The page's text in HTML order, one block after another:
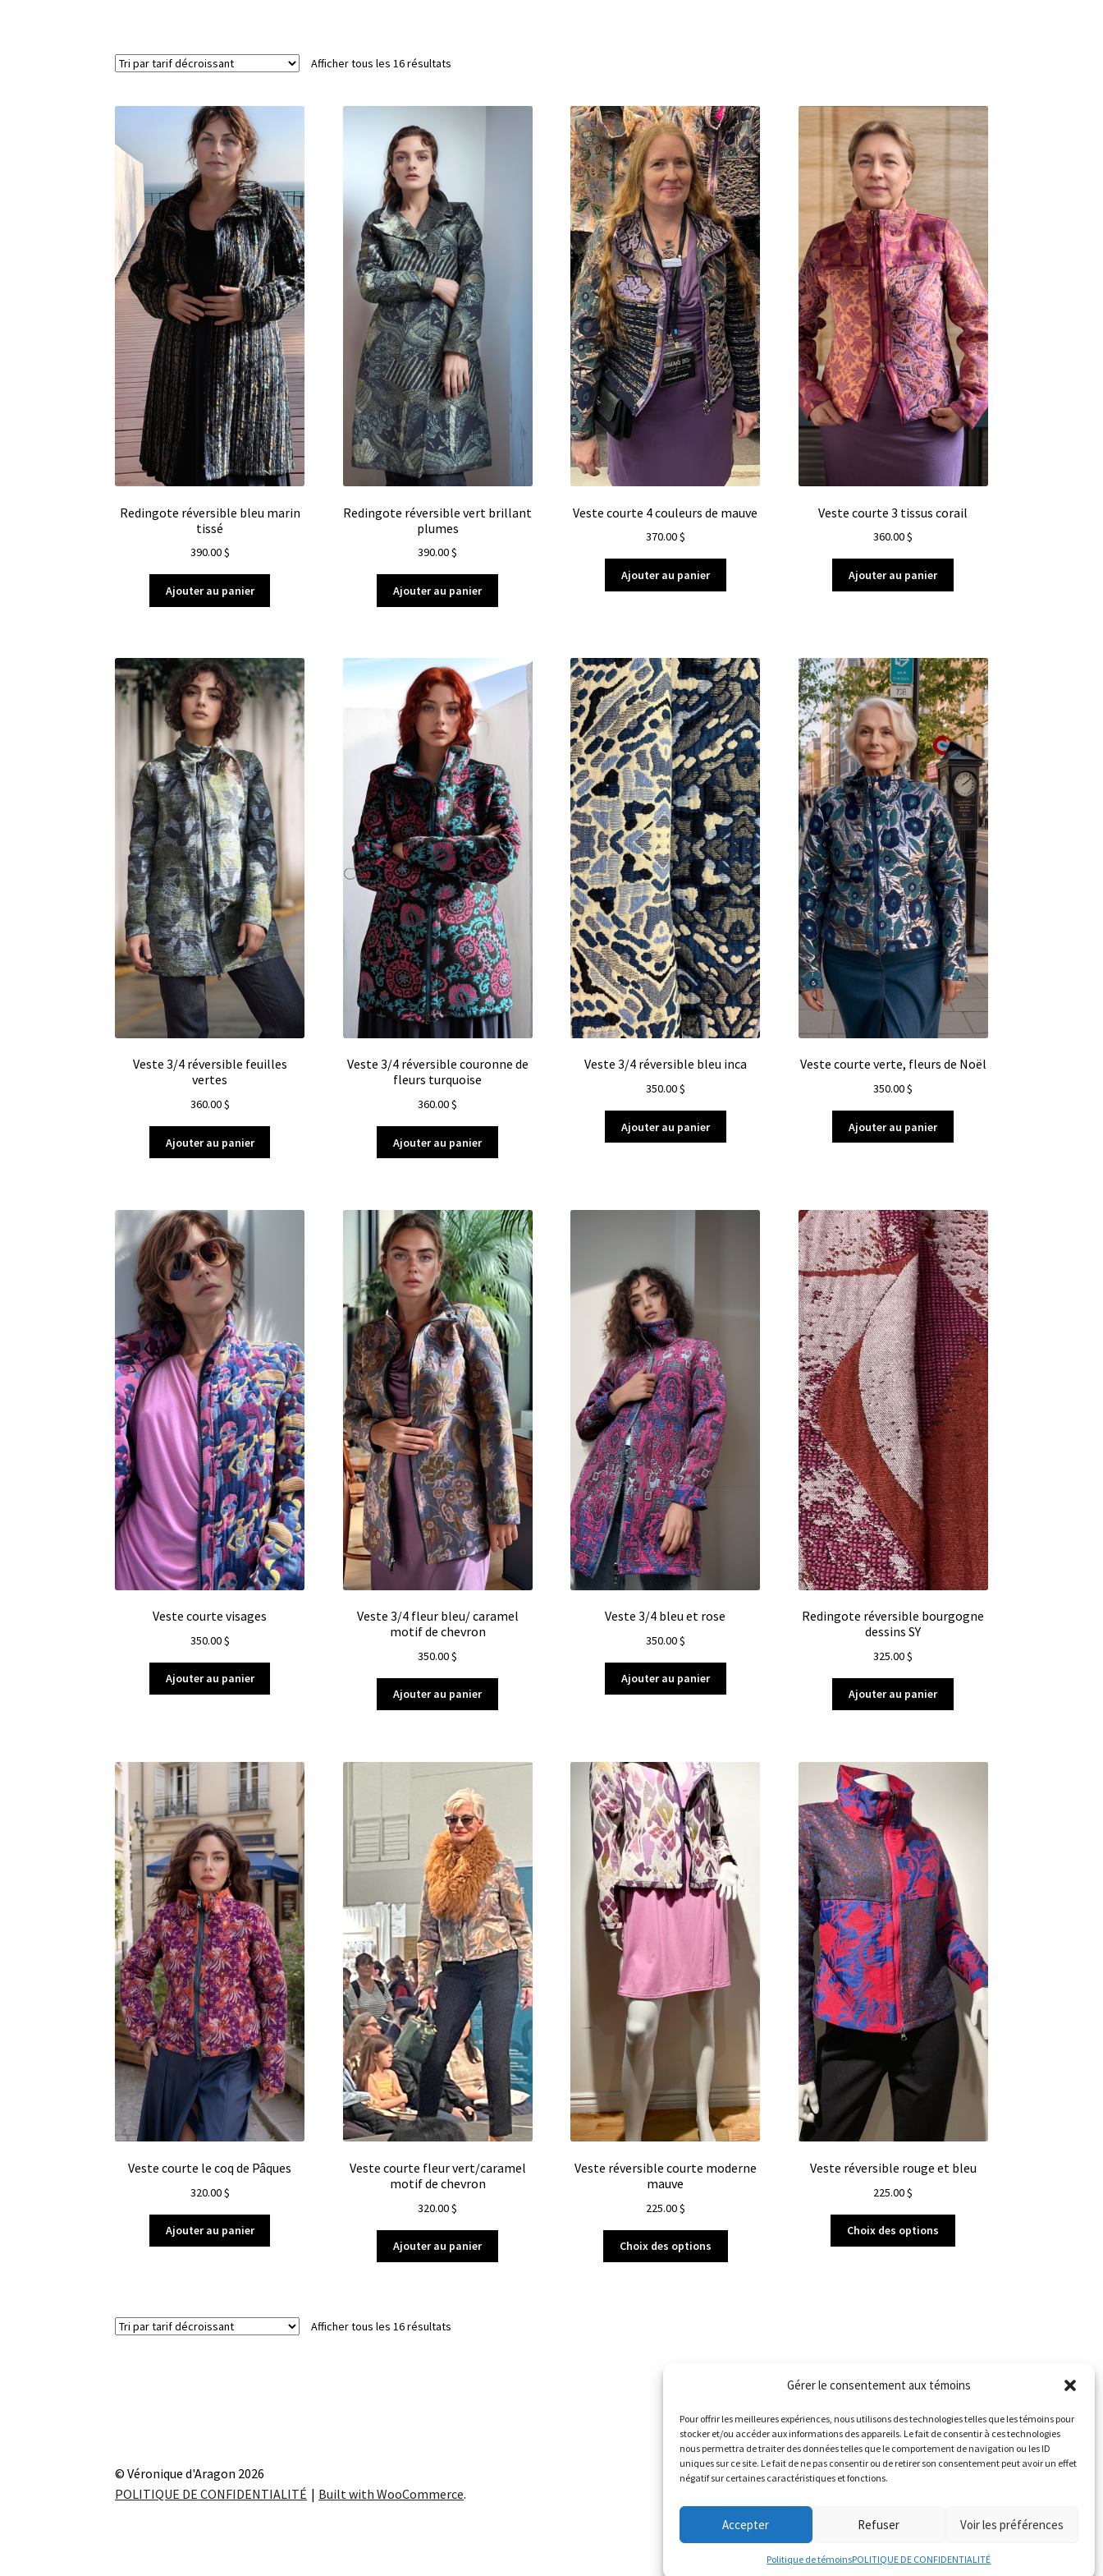
Gérer le consentement aux témoins
Pour offrir les meilleures expériences, nous utilisons des technologies telles que les témoins pour
stocker et/ou accéder aux informations des appareils. Le fait de consentir à ces technologies
nous permettra de traiter des données telles que le comportement de navigation ou les ID
uniques sur ce site. Le fait de ne pas consentir ou de retirer son consentement peut avoir un effet
négatif sur certaines caractéristiques et fonctions.
Accepter Refuser Voir les préférences
Politique de témoinsPOLITIQUE DE CONFIDENTIALITÉ
Afficher tous les 16 résultats
Redingote réversible bleu marin
tissé
390.00$
Ajouter au panier
Redingote réversible vert brillant
plumes
390.00$
Ajouter au panier
Veste courte 4 couleurs de mauve
370.00$
Ajouter au panier
Veste courte 3 tissus corail
360.00$
Ajouter au panier
Veste 3/4 réversible feuilles
vertes
360.00$
Ajouter au panier
Veste 3/4 réversible couronne de
fleurs turquoise
360.00$
Ajouter au panier
Veste 3/4 réversible bleu inca
350.00$
Ajouter au panier
Veste courte verte, fleurs de Noël
350.00$
Ajouter au panier
Veste courte visages
350.00$
Ajouter au panier
Veste 3/4 fleur bleu/ caramel
motif de chevron
350.00$
Ajouter au panier
Veste 3/4 bleu et rose
350.00$
Ajouter au panier
Redingote réversible bourgogne
dessins SY
325.00$
Ajouter au panier
Veste courte le coq de Pâques
320.00$
Ajouter au panier
Veste courte fleur vert/caramel
motif de chevron
320.00$
Ajouter au panier
Veste réversible courte moderne
mauve
225.00$
Choix des options
Veste réversible rouge et bleu
225.00$
Choix des options
Afficher tous les 16 résultats
© Véronique d'Aragon 2026
POLITIQUE DE CONFIDENTIALITÉ
Built with WooCommerce.